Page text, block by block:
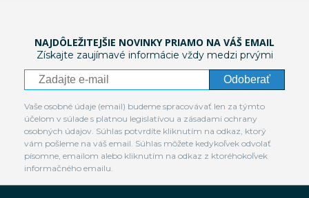
NAJDÔLEŽITEJŠIE NOVINKY PRIAMO NA VÁŠ EMAIL
Získajte zaujímavé informácie vždy medzi prvými
Odoberať
Vaše osobné údaje (email) budeme spracovávať len za týmto
účelom v súlade s platnou legislatívou a zásadami ochrany
osobných údajov. Súhlas potvrdíte kliknutím na odkaz, ktorý
vám pošleme na váš email. Súhlas môžete kedykoľvek odvolať
písomne, emailom alebo kliknutím na odkaz z ktoréhokoľvek
informačného emailu.